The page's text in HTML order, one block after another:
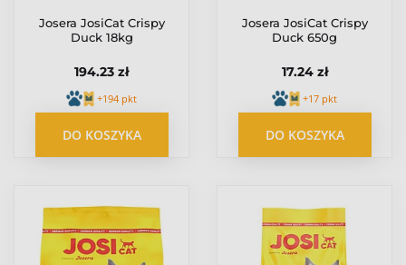
Josera JosiCat Crispy
Duck 18kg
194.23 zł
+194 pkt
DO KOSZYKA
Josera JosiCat Crispy
Duck 650g
17.24 zł
+17 pkt
DO KOSZYKA